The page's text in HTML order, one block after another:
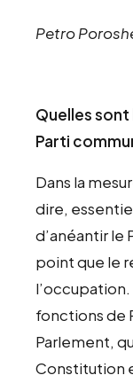
Petro
Quelles
Parti
Dans la
dire,
d’anéantir le
point que le
fonctions de
Parlement,
Constitution